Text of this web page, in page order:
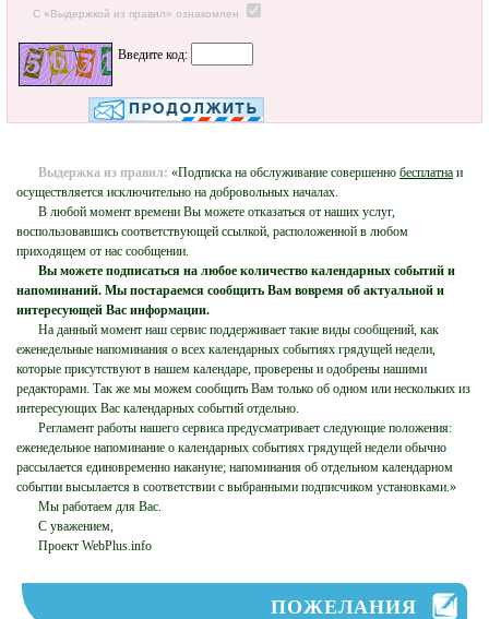
С «Выдержкой из правил» ознакомлен
Введите код:
Выдержка из правил: «Подписка на обслуживание совершенно бесплатна и
осуществляется исключительно на добровольных началах.
В любой момент времени Вы можете отказаться от наших услуг,
воспользовавшись соответствующей ссылкой, расположенной в любом
приходящем от нас сообщении.
Вы можете подписаться на любое количество календарных событий и
напоминаний. Мы постараемся сообщить Вам вовремя об актуальной и
интересующей Вас информации.
На данный момент наш сервис поддерживает такие виды сообщений, как
еженедельные напоминания о всех календарных событиях грядущей недели,
которые присутствуют в нашем календаре, проверены и одобрены нашими
редакторами. Так же мы можем сообщить Вам только об одном или нескольких из
интересующих Вас календарных событий отдельно.
Регламент работы нашего сервиса предусматривает следующие положения:
еженедельное напоминание о календарных событиях грядущей недели обычно
рассылается единовременно накануне; напоминания об отдельном календарном
событии высылается в соответствии с выбранными подписчиком установками.»
Мы работаем для Вас.
С уважением,
Проект WebPlus.info
ПОЖЕЛАНИЯ